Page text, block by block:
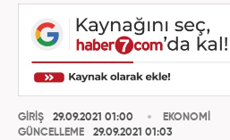
GİRİŞ
29.09.2021 01:00
GÜNCELLEME
29.09.2021 01:03
EKONOMİ